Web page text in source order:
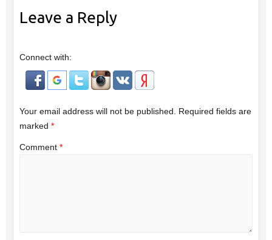
Leave a Reply
Connect with:
Your email address will not be published.
Required fields are
marked *
Comment *